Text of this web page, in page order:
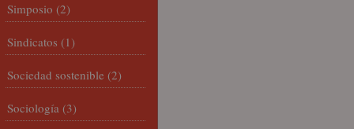
Simposio (2)
Sindicatos (1)
Sociedad sostenible (2)
Sociología (3)